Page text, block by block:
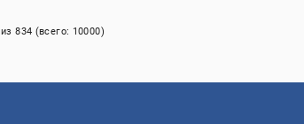
из834 (всего: 10000)